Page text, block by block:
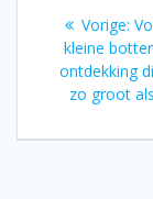
Vorige:
kleine
ontdekking
zo groot